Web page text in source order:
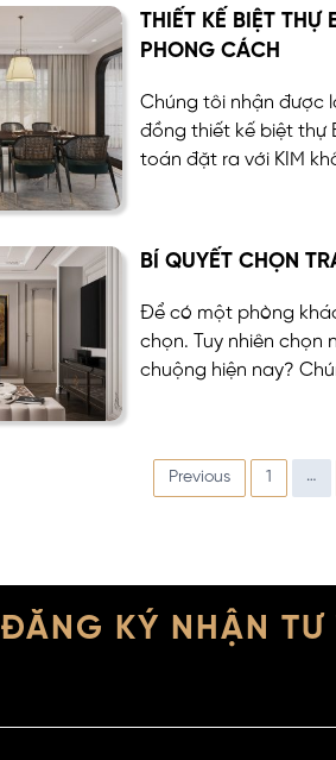
THIẾT KẾ BIỆT
PHONG CÁCH
Chúng tôi nhận được
đồng thiết kế biệt thự
toán đặt ra với KIM
BÍ QUYẾT CHỌN
Để có một phòng
chọn. Tuy nhiên chọn
chuộng hiện nay?
Previous 1 …
ĐĂNG KÝ NHẬN TƯ